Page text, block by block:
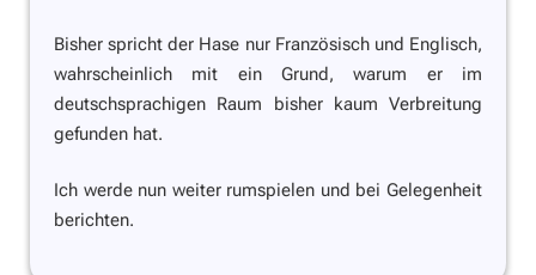
Bisher spricht der Hase nur Französisch und Englisch,
wahrscheinlich mit ein Grund, warum er im
deutschsprachigen Raum bisher kaum Verbreitung
gefunden hat.
Ich werde nun weiter rumspielen und bei Gelegenheit
berichten.